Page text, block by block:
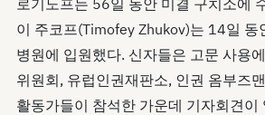
로기노프는 56일 동안 미결 구치소에
이 주코프(Timofey Zhukov)는 14일 동
병원에 입원했다. 신자들은 고문 사용
위원회, 유럽인권재판소, 인권 옴부즈
활동가들이 참석한 가운데 기자회견이